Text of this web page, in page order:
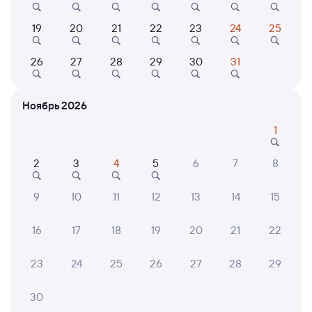
Выбор любимых мест на схемах вагонов
Подробные ответы на вопросы о поездке или
СМС-сопровождение до посадки в поезд
Частые вопросы
19 20 21 22 23 24 25
26 27 28 29 30 31
Ноябрь 2026
1
2 3 4 5 6 7 8
9 10 11 12 13 14 15
16 17 18 19 20 21 22
23 24 25 26 27 28 29
30